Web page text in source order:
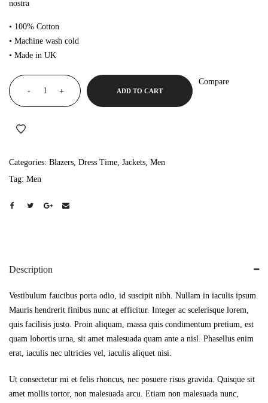
nostra
• 100% Cotton
• Machine wash cold
• Made in UK
- + ADD TO CART
Compare
Categories: Blazers, Dress Time, Jackets, Men
Tag: Men
Description
Vestibulum faucibus porta odio, id suscipit nibh. Nullam in iaculis ipsum.
Mauris hendrerit finibus nunc at efficitur. Integer ac scelerisque lorem,
quis facilisis justo. Proin aliquam, massa quis condimentum pretium, est
quam lobortis urna, sit amet malesuada quam ante a nisl. Phasellus enim
erat, iaculis nec ultricies vel, iaculis aliquet nisi.
Ut consectetur mi et felis rhoncus, nec posuere risus gravida. Quisque sit
amet mollis tortor, non malesuada arcu. Etiam non malesuada nunc,